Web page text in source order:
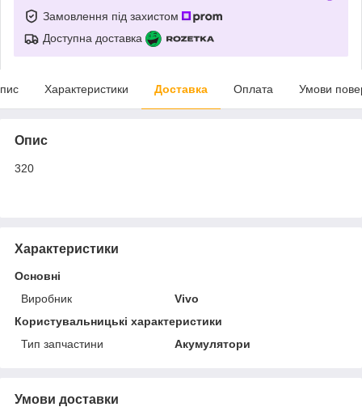
Замовлення під захистом
Доступна доставка
Характеристики Доставка Оплата Умови
Опис
320
Характеристики
Основні
Виробник
Vivo
Користувальницькі характеристики
Тип запчастини
Акумулятори
Умови доставки